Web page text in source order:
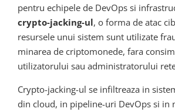
pentru echipele de DevOps si
crypto-jacking-ul, o forma de atac
resursele unui sistem sunt utilizate
minarea de criptomonede, fara
utilizatorului sau administratorului
Crypto-jacking-ul se infiltreaza in
din cloud, in pipeline-uri DevOps si in